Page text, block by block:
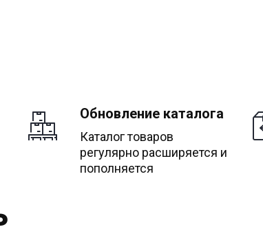
Обновление каталога
Каталог товаров
регулярно расширяется и
пополняется